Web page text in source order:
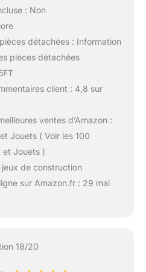
: Non
détachées : Information
pièces détachées
client : 4,8 sur
ventes d’Amazon :
Jouets ( Voir les 100
et Jouets )
de construction
sur Amazon.fr : 29 mai
18/20